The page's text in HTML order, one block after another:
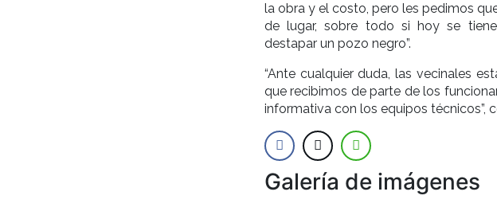
la obra y el costo, pero les pedimos
de lugar, sobre todo si hoy se
destapar un pozo negro”.
“Ante cualquier duda, las vecinales
que recibimos de parte de los
informativa con los equipos técnicos”,
Galería de imágenes